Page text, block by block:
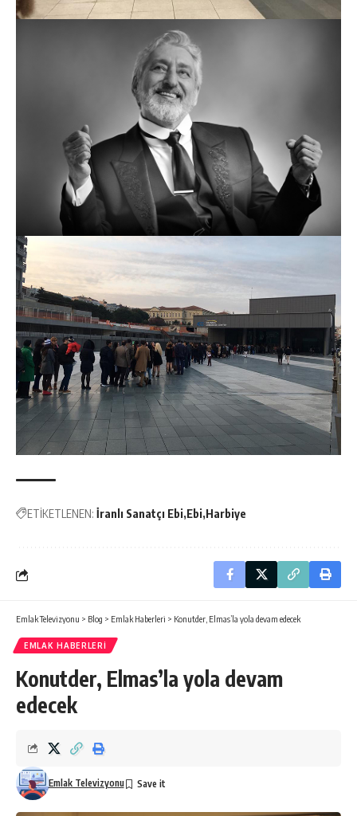
ETİKETLENEN: İranlı Sanatçı Ebi Ebi Harbiye
Emlak Televizyonu > Blog > Emlak Haberleri > Konutder, Elmas’la yola devam edecek
EMLAK HABERLERI
Konutder, Elmas’la yola devam
edecek
Emlak Televizyonu